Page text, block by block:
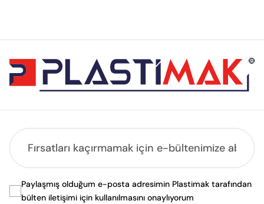
Paylaşmış olduğum e-posta adresimin Plastimak tarafından
bülten iletişimi için kullanılmasını onaylıyorum